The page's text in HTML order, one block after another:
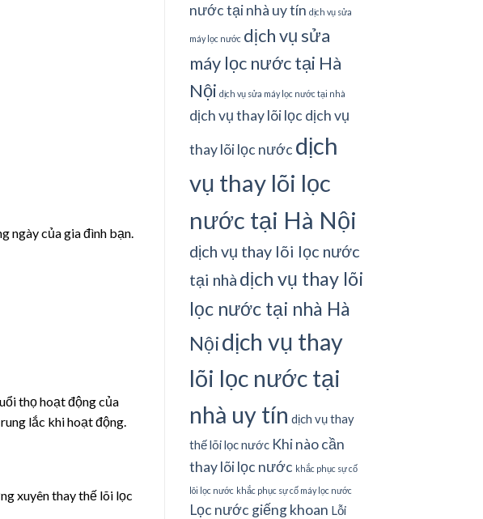
ngày của gia đình bạn.
thọ hoạt động của
lắc khi hoạt động.
xuyên thay thế lõi lọc
nước tại nhà uy tín dịch vụ sửa
máy lọc nước dịch vụ sửa
máy lọc nước tại Hà
Nội dịch vụ sửa máy lọc nước tại nhà
dịch vụ thay lõi lọc dịch vụ
thay lõi lọc nước dịch
vụ thay lõi lọc
nước tại Hà Nội
dịch vụ thay lõi lọc nước
tại nhà dịch vụ thay lõi
lọc nước tại nhà Hà
Nộidịch vụ thay
lõi lọc nước tại
nhà uy tín dịch vụ thay
thế lõi lọc nước Khi nào cần
thay lõi lọc nước khắc phục sự cố
lõi lọc nước khắc phục sự cố máy lọc nước
Lọc nước giếng khoan Lỗi